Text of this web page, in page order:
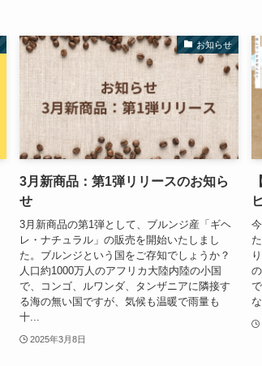
お知らせ
3月新商品：第1弾リリースのお知ら
せ
3月新商品の第1弾として、ブルンジ産「ギヘ
レ・ナチュラル」の販売を開始いたしまし
た。ブルンジという国をご存知でしょうか？
人口約1000万人のアフリカ大陸内陸の小国
で、コンゴ、ルワンダ、タンザニアに隣接す
る海の無い国ですが、気候も温暖で雨量も
十...
2025年3月8日